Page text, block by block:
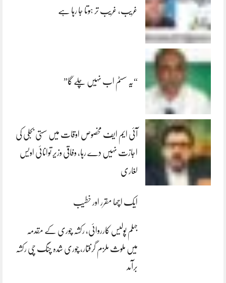
غریب، غریب تر ہوتا جا رہا ہے
“یہ سسٹم اب نہیں چلے گا”
آئی ایم ایف مخصوص اوقات میں سستی بجلی کی
اجازت نہیں دے رہا، وفاقی وزیر توانائی اویس
لغاری
ایک اچھا مقرر اور خطیب
جہلم پولیس کارروائی، رکشہ چوری کے مقدمہ
میں ملوث ملزم گرفتار، چوری شدہ چنگ چی رکشہ
برآمد